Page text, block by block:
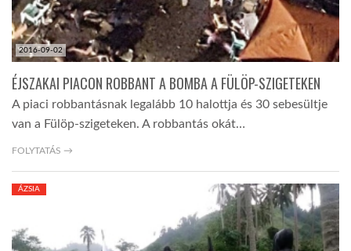
2016-09-02
ÉJSZAKAI PIACON ROBBANT A BOMBA A FÜLÖP-SZIGETEKEN
A piaci robbantásnak legalább 10 halottja és 30 sebesültje
van a Fülöp-szigeteken. A robbantás okát…
FOLYTATÁS →
ÁZSIA